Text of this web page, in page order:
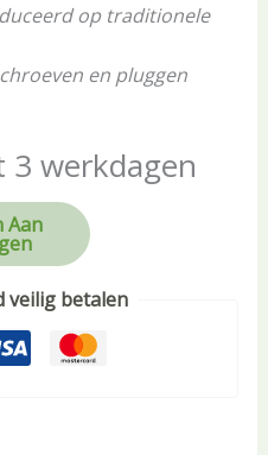
op traditionele
en pluggen
3 werkdagen
Aan
veilig betalen